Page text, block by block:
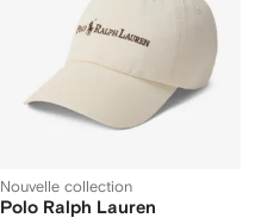
Nouvelle collection
Polo Ralph Lauren